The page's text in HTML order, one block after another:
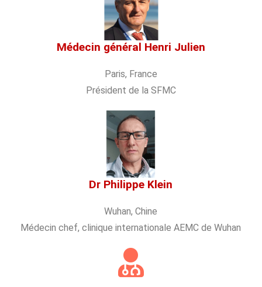
Médecin général Henri Julien
Paris, France
Président de la SFMC
Dr Philippe Klein
Wuhan, Chine
Médecin chef, clinique internationale AEMC de Wuhan